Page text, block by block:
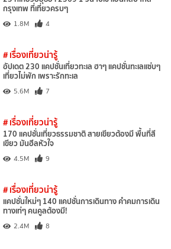
กรุงเทพ ที่เที่ยวครบๆ
1.8M 4
# เรื่องเที่ยวน่ารู้
อัปเดต 230 แคปชั่นเที่ยวทะเล ฮาๆ แคปชั่นทะเลแซ่บๆ
เที่ยวไม่พัก เพราะรักทะเล
5.6M 7
# เรื่องเที่ยวน่ารู้
170 แคปชั่นเที่ยวธรรมชาติ สายเขียวต้องมี พื้นที่สี
เขียว มันฮีลหัวใจ
4.5M 9
# เรื่องเที่ยวน่ารู้
แคปชั่นใหม่ๆ 140 แคปชั่นการเดินทาง คำคมการเดิน
ทางเท่ๆ คนคูลต้องมี!
2.4M 8